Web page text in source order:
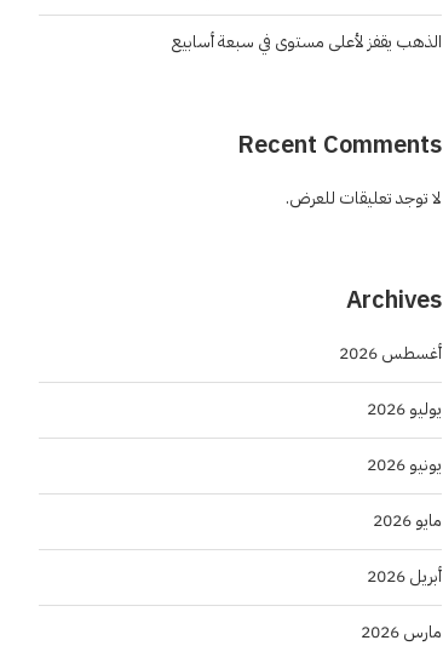
الذهب يقفز لأعلى مستوى في سبعة أسابيع
Recent Comments
لا توجد تعليقات للعرض.
Archives
أغسطس 2026
يوليو 2026
يونيو 2026
مايو 2026
أبريل 2026
مارس 2026